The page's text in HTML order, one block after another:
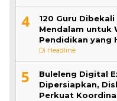
4
120 Guru
Mendalam untuk
Pendidikan yang
Di Headline
5
Buleleng Digital
Dipersiapkan,
Perkuat